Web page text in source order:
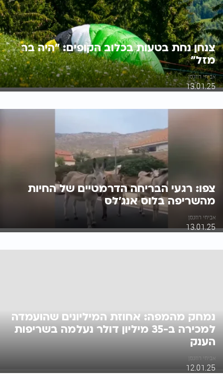
צנחן נחת בטעות בכלוב הקופים: "היה בר
מזל"
אביחי רוזנמן
13.01.25
צפו: רגעי הבריחה הדרמטיים של החיות
מהשריפה בלוס אנג'לס
אביחי רוזנמן
13.01.25
נמחק מהמפה: אחוזת המיליונים שהועמדה
למכירה ב-35 מיליון דולר נעלמה בשריפות
הענק
אביחי רוזנמן
12.01.25